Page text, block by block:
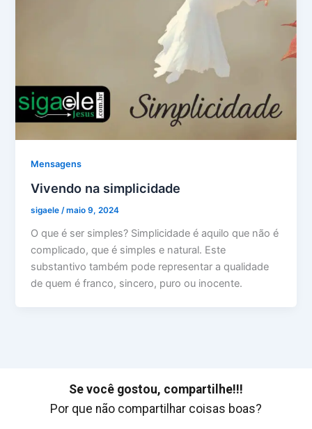
Mensagens
Vivendo na simplicidade
sigaele/maio 9, 2024
O que é ser simples? Simplicidade é aquilo que não é
complicado, que é simples e natural. Este
substantivo também pode representar a qualidade
de quem é franco, sincero, puro ou inocente.
Se você gostou, compartilhe!!!
Por que não compartilhar coisas boas?